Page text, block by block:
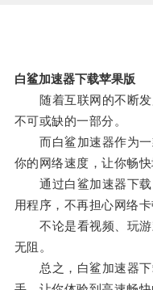
白鲨加速器下载苹果版
随着互联网的不断发
不可或缺的一部分。
而白鲨加速器作为一
你的网络速度，让你畅快
通过白鲨加速器下载
用程序，不再担心网络卡
不论是看视频、玩游
无阻。
总之，白鲨加速器下